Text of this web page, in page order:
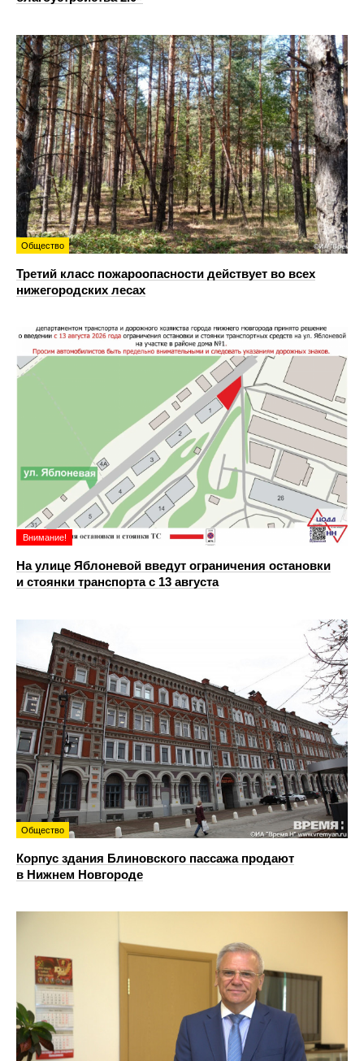
Общество
Третий класс пожароопасности действует во всех
нижегородских лесах
Внимание!
На улице Яблоневой введут ограничения остановки
и стоянки транспорта с 13 августа
Общество
Корпус здания Блиновского пассажа продают
в Нижнем Новгороде